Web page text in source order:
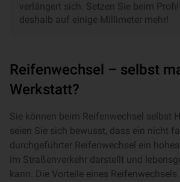
verlängert sich. Setzen Sie beim Profil
deshalb auf einige Millimeter mehr!
Reifenwechsel – selbst
Werkstatt?
Sie können beim Reifenwechsel selbst
seien Sie sich bewusst, dass ein nicht
durchgeführter Reifenwechsel ein
im Straßenverkehr darstellt und
kann. Die Vorteile eines Reifenwechsels